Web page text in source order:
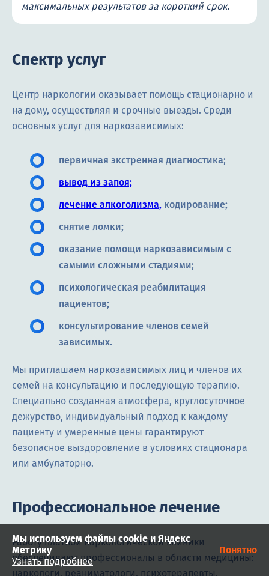
максимальных результатов за короткий срок.
Спектр услуг
Центр наркологии оказывает помощь стационарно и
на дому, осуществляя и срочные выезды. Среди
основных услуг для наркозависимых:
первичная экстренная диагностика;
вывод из запоя;
лечение алкоголизма, кодирование;
снятие ломки;
оказание помощи наркозависимым с
самыми сложными стадиями;
психологическая реабилитация
пациентов;
консультирование членов семей
зависимых.
Мы приглашаем наркозависимых лиц и членов их
семей на консультацию и последующую терапию.
Специально созданная атмосфера, круглосуточное
дежурство, индивидуальный подход к каждому
пациенту и умеренные цены гарантируют
безопасное выздоровление в условиях стационара
или амбулаторно.
Профессиональное лечение
Работу платной наркологической клиники
обеспечивают профессионалы в области медицины:
наркологи, реаниматологи, психотерапевты,
Мы используем файлы cookie и Яндекс
Метрику
Узнать подробнее
Понятно